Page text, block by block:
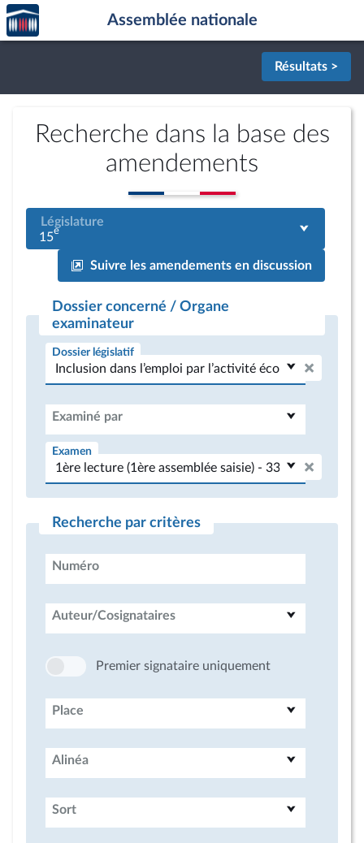
Aller au contenu
Aller en bas de la page
Accèder
à la
page
Assemblée nationale
Résultats >
Recherche dans la base des
amendements
Législature
15e
Suivre les amendements en discussion
Dossier concerné / Organe
examinateur
Dossier législatif
Examiné par
Examen
Recherche par critères
Numéro
Auteur/Cosignataires
Premier signataire uniquement
Place
Alinéa
Sort